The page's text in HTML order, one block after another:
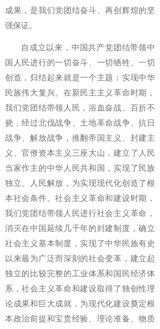
成果，是我们党团结奋斗、再创辉煌的坚
强保证。
自成立以来，中国共产党团结带领中
国人民进行的一切奋斗、一切牺牲、一切
创造，归结起来就是一个主题：实现中华
民族伟大复兴。在新民主主义革命时期，
我们党团结带领人民，浴血奋战、百折不
挠，经过北伐战争、土地革命战争、抗日
战争、解放战争，推翻帝国主义、封建主
义、官僚资本主义三座大山，建立了人民
当家作主的中华人民共和国，实现了民族
独立、人民解放，为实现现代化创造了根
本社会条件。社会主义革命和建设时期，
我们党团结带领人民进行社会主义革命，
消灭在中国延续几千年的封建制度，确立
社会主义基本制度，实现了中华民族有史
以来最为广泛而深刻的社会变革，建立起
独立的比较完整的工业体系和国民经济体
系，社会主义革命和建设取得了独创性理
论成果和巨大成就，为现代化建设奠定根
本政治前提和宝贵经验、理论准备、物质